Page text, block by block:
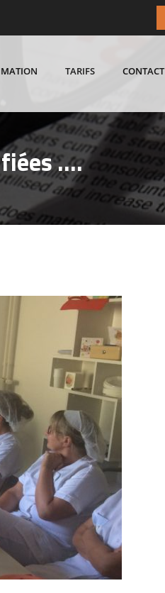
TARIFS CONTACT
….